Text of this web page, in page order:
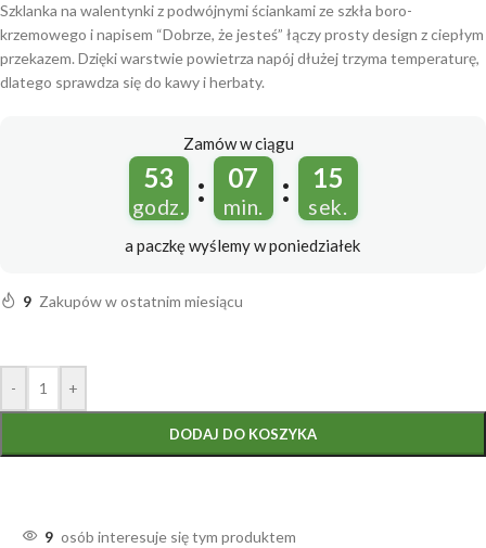
Szklanka na walentynki z podwójnymi ściankami ze szkła boro-
krzemowego i napisem “Dobrze, że jesteś” łączy prosty design z ciepłym
przekazem. Dzięki warstwie powietrza napój dłużej trzyma temperaturę,
dlatego sprawdza się do kawy i herbaty.
Zamów w ciągu
53
godz. : 07
min. : 14
sek.
a paczkę wyślemyw poniedziałek
9 Zakupów w ostatnim miesiącu
- +
DODAJ DO KOSZYKA
9 osób interesuje się tym produktem